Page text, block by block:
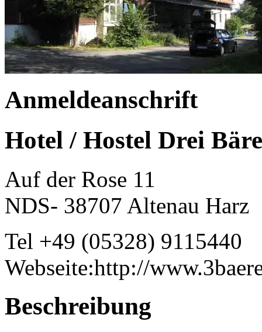
Anmeldeanschrift
Hotel / Hostel Drei
Auf der Rose 11
NDS- 38707 Altenau Harz
Tel +49 (05328) 9115440
Webseite:http://
Beschreibung